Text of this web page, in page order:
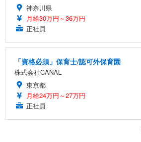
神奈川県
月給30万円～36万円
正社員
「資格必須」保育士/認可外保育園
株式会社CANAL
東京都
月給24万円～27万円
正社員